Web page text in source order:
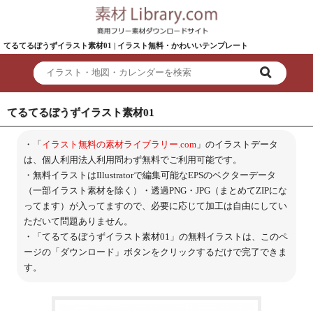
てるてるぼうずイラスト素材01 | イラスト無料・かわいいテンプレート
てるてるぼうずイラスト素材01
・「イラスト無料の素材ライブラリー.com」のイラストデータ
は、個人利用法人利用問わず無料でご利用可能です。
・無料イラストはIllustratorで編集可能なEPSのベクターデータ
（一部イラスト素材を除く）・透過PNG・JPG（まとめてZIPにな
ってます）が入ってますので、必要に応じて加工は自由にしてい
ただいて問題ありません。
・「てるてるぼうずイラスト素材01」の無料イラストは、このペ
ージの「ダウンロード」ボタンをクリックするだけで完了できま
す。